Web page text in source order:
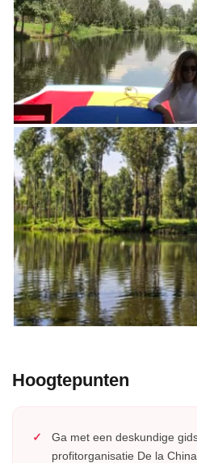
Hoogtepunten
Ga met een deskundige
profitorganisatie De la